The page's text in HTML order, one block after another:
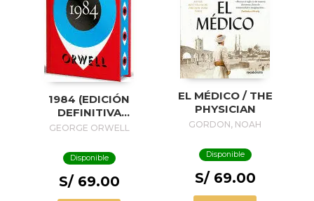
1984 (EDICIÓN
DEFINITIVA
AVALADA POR THE
(EDICIÓN ESPECIAL
LIMITADA CON
CANTOS
PINTADOS) / 1984
GEORGE ORWELL
Disponible
S/ 69.00
EL MÉDICO / THE
PHYSICIAN
GORDON, NOAH
Disponible
S/ 69.00